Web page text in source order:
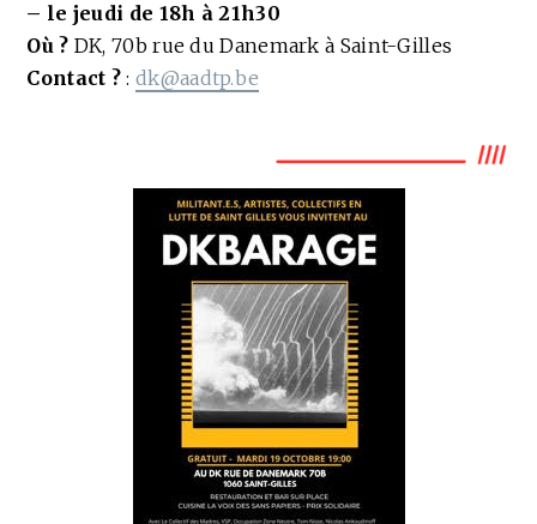
– le jeudi de 18h à 21h30
Où ? DK, 70b rue du Danemark à Saint-Gilles
Contact ?:dk@aadtp.be